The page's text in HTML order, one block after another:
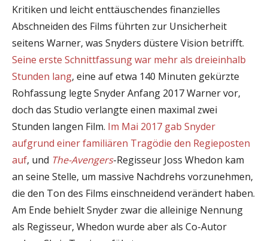
Kritiken und leicht enttäuschendes finanzielles
Abschneiden des Films führten zur Unsicherheit
seitens Warner, was Snyders düstere Vision betrifft.
Seine erste Schnittfassung war mehr als dreieinhalb
Stunden lang, eine auf etwa 140 Minuten gekürzte
Rohfassung legte Snyder Anfang 2017 Warner vor,
doch das Studio verlangte einen maximal zwei
Stunden langen Film. Im Mai 2017 gab Snyder
aufgrund einer familiären Tragödie den Regieposten
auf, und The-Avengers-Regisseur Joss Whedon kam
an seine Stelle, um massive Nachdrehs vorzunehmen,
die den Ton des Films einschneidend verändert haben.
Am Ende behielt Snyder zwar die alleinige Nennung
als Regisseur, Whedon wurde aber als Co-Autor